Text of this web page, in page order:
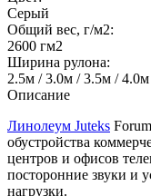
Серый
Общий вес, г/м2:
2600 гм2
Ширина рулона:
2.5м / 3.0м / 3.5м / 4.0м
Описание
Линолеум Juteks
обустройства
центров и офисов
посторонние звуки и
нагрузки.